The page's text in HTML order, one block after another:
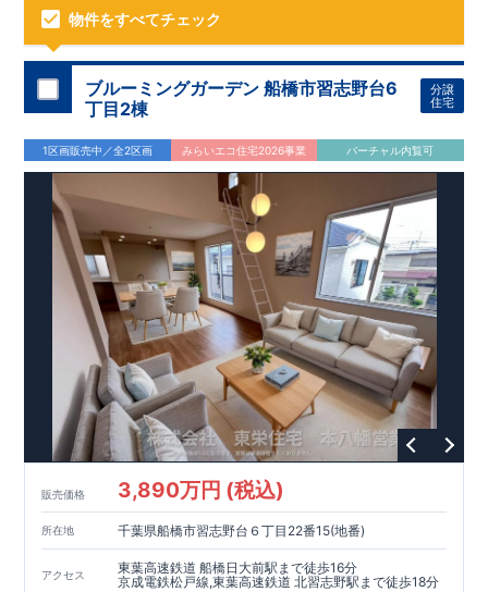
物件をすべてチェック
ブルーミングガーデン 船橋市習志野台6
丁目2棟
分譲
住宅
1区画販売中／全2区画 みらいエコ住宅2026事業 バーチャル内覧可
販売価格 3,890万円 (税込)
所在地 千葉県船橋市習志野台６丁目22番15(地番)
アクセス
東葉高速鉄道 船橋日大前駅まで徒歩16分
京成電鉄松戸線,東葉高速鉄道 北習志野駅まで徒歩18分